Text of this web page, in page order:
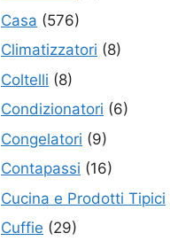
Casa (576)
Climatizzatori (8)
Coltelli (8)
Condizionatori (6)
Congelatori (9)
Contapassi (16)
Cucina e Prodotti Tipici
Cuffie (29)